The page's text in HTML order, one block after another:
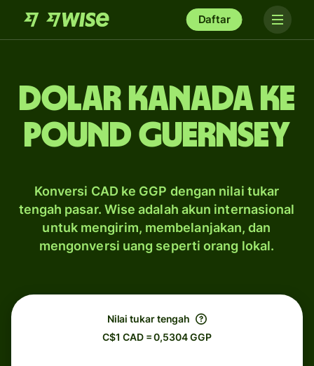
Daftar
dolar Kanada ke
pound Guernsey
Konversi CAD ke GGP dengan nilai tukar
tengah pasar. Wise adalah akun internasional
untuk mengirim, membelanjakan, dan
mengonversi uang seperti orang lokal.
Nilai tukar tengah
C$1 CAD = 0,5304 GGP